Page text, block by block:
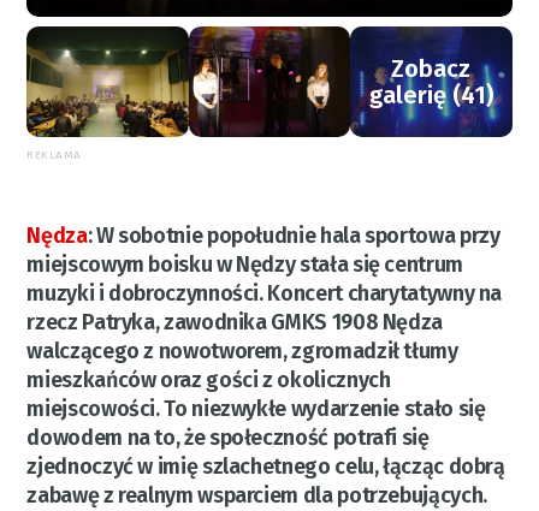
Zobacz
galerię (41)
REKLAMA
Nędza:W sobotnie popołudnie hala sportowa przy
miejscowym boisku w Nędzy stała się centrum
muzyki i dobroczynności. Koncert charytatywny na
rzecz Patryka, zawodnika GMKS 1908 Nędza
walczącego z nowotworem, zgromadził tłumy
mieszkańców oraz gości z okolicznych
miejscowości. To niezwykłe wydarzenie stało się
dowodem na to, że społeczność potrafi się
zjednoczyć w imię szlachetnego celu, łącząc dobrą
zabawę z realnym wsparciem dla potrzebujących.